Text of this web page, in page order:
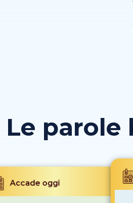
Le parole
Accade oggi